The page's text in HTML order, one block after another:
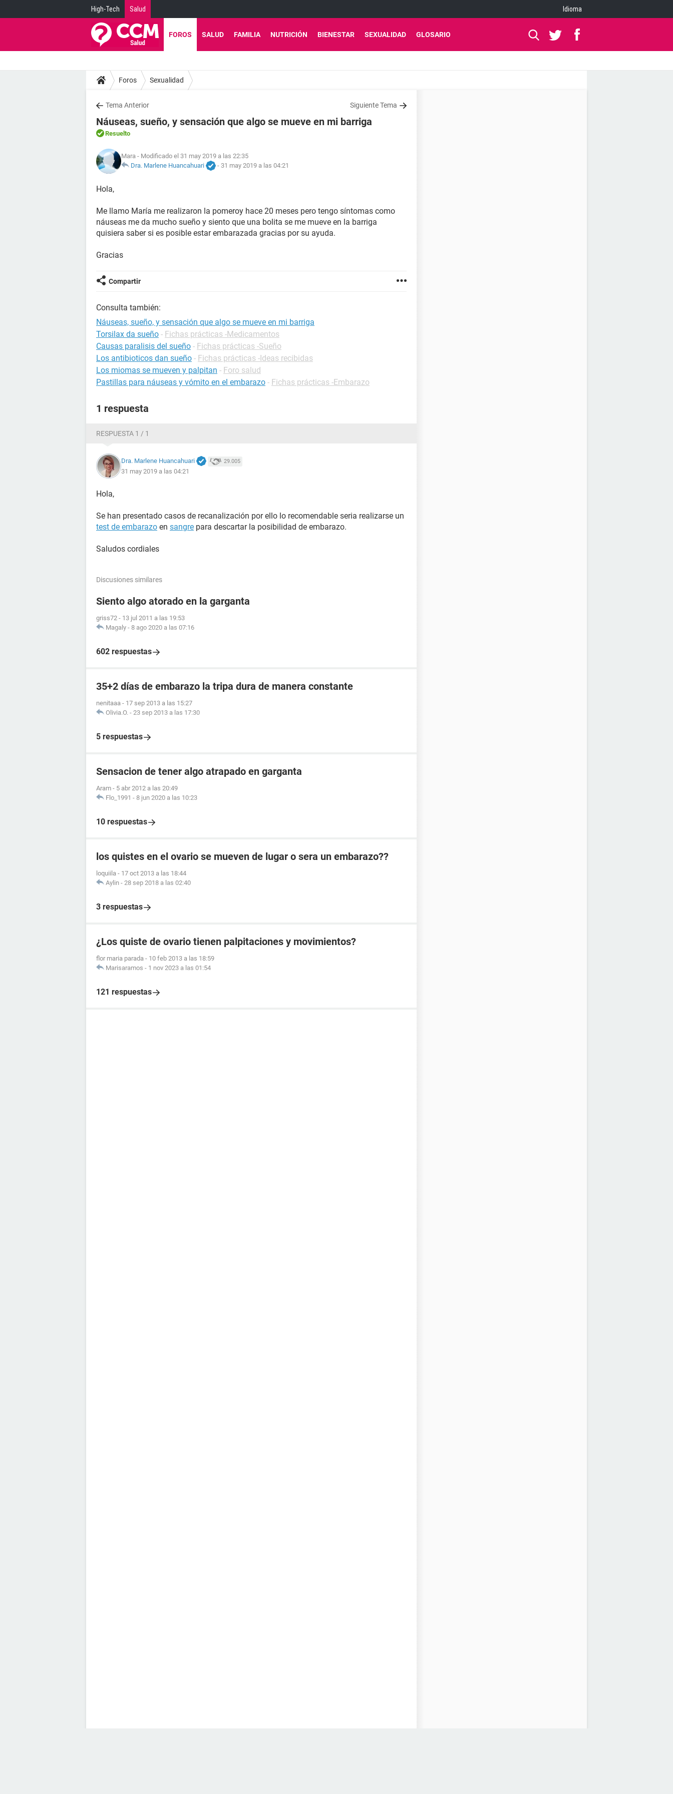
High-Tech Salud Idioma
FOROS SALUD FAMILIA NUTRICIÓN BIENESTAR SEXUALIDAD GLOSARIO
Foros Sexualidad
Tema Anterior Siguiente Tema
Náuseas, sueño, y sensación que algo se mueve en mi barriga
Resuelto
Mara - Modificado el 31 may 2019 a las 22:35
Dra. Marlene Huancahuari
- 31 may 2019 a las 04:21
Hola,
Me llamo María me realizaron la pomeroy hace 20 meses pero tengo síntomas como
náuseas me da mucho sueño y siento que una bolita se me mueve en la barriga
quisiera saber si es posible estar embarazada gracias por su ayuda.
Gracias
Compartir
Consulta también:
Náuseas, sueño, y sensación que algo se mueve en mi barriga
Torsilax da sueño - Fichas prácticas -Medicamentos
Causas paralisis del sueño - Fichas prácticas -Sueño
Los antibioticos dan sueño - Fichas prácticas -Ideas recibidas
Los miomas se mueven y palpitan - Foro salud
Pastillas para náuseas y vómito en el embarazo - Fichas prácticas -Embarazo
1 respuesta
RESPUESTA 1 / 1
Dra. Marlene Huancahuari 29.005
31 may 2019 a las 04:21
Hola,
Se han presentado casos de recanalización por ello lo recomendable seria realizarse un
test de embarazo en sangre para descartar la posibilidad de embarazo.
Saludos cordiales
Discusiones similares
Siento algo atorado en la garganta
griss72 - 13 jul 2011 a las 19:53
Magaly - 8 ago 2020 a las 07:16
602 respuestas
35+2 días de embarazo la tripa dura de manera constante
nenitaaa - 17 sep 2013 a las 15:27
Olivia.O. - 23 sep 2013 a las 17:30
5 respuestas
Sensacion de tener algo atrapado en garganta
Aram - 5 abr 2012 a las 20:49
Flo_1991 - 8 jun 2020 a las 10:23
10 respuestas
los quistes en el ovario se mueven de lugar o sera un embarazo??
loquiila - 17 oct 2013 a las 18:44
Aylin - 28 sep 2018 a las 02:40
3 respuestas
¿Los quiste de ovario tienen palpitaciones y movimientos?
flor maria parada - 10 feb 2013 a las 18:59
Marisaramos - 1 nov 2023 a las 01:54
121 respuestas